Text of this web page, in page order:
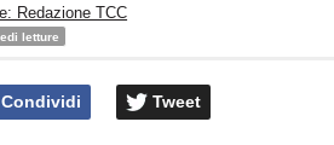
Redazione TCC
letture
Condividi Tweet